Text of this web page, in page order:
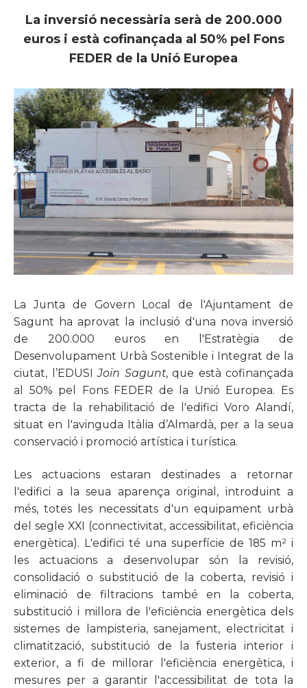
La inversió necessària serà de 200.000
euros i està cofinançada al 50% pel Fons
FEDER de la Unió Europea
La Junta de Govern Local de l'Ajuntament de
Sagunt ha aprovat la inclusió d'una nova inversió
de 200.000 euros en l'Estratègia de
Desenvolupament Urbà Sostenible i Integrat de la
ciutat, l’EDUSIJoin Sagunt, que està cofinançada
al 50% pel Fons FEDER de la Unió Europea. Es
tracta de la rehabilitació de l'edifici Voro Alandí,
situat en l'avinguda Itàlia d’Almardà, per a la seua
conservació i promoció artística i turística.
Les actuacions estaran destinades a retornar
l'edifici a la seua aparença original, introduint a
més, totes les necessitats d'un equipament urbà
del segle XXI (connectivitat, accessibilitat, eficiència
energètica). L'edifici té una superfície de 185 m² i
les actuacions a desenvolupar són la revisió,
consolidació o substitució de la coberta, revisió i
eliminació de filtracions també en la coberta,
substitució i millora de l'eficiència energètica dels
sistemes de lampisteria, sanejament, electricitat i
climatització, substitució de la fusteria interior i
exterior, a fi de millorar l'eficiència energètica, i
mesures per a garantir l'accessibilitat de tota la